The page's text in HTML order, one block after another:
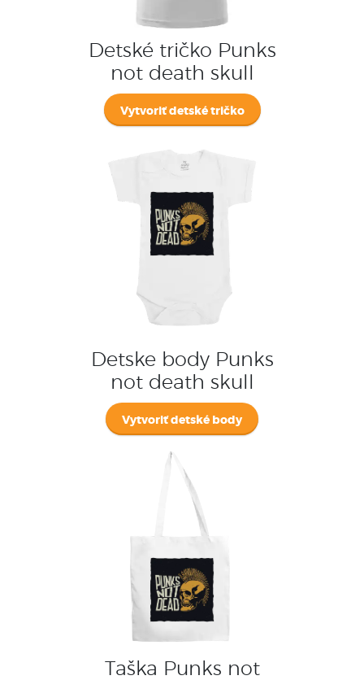
Detské tričko Punks
not death skull
Vytvoriť detské tričko
Detske body Punks
not death skull
Vytvoriť detské body
Taška Punks not